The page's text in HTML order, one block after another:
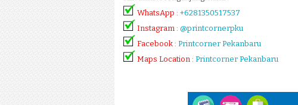
WhatsApp : +6281350517537
Instagram : @printcornerpku
Facebook : Printcorner Pekanbaru
Maps Location : Printcorner Pekanbaru